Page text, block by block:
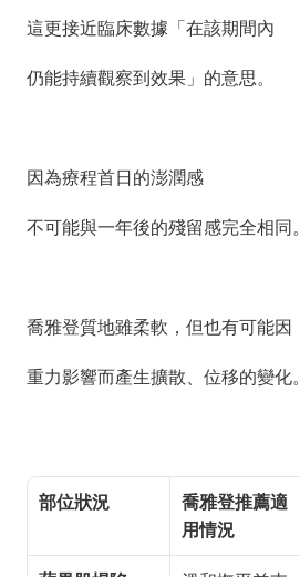
這更接近臨床數據「在該期間內
仍能持續觀察到效果」的意思。
因為療程首日的澎潤感
不可能與一年後的殘留感完全相同。
喬雅登質地雖柔軟，但也有可能因
重力影響而產生擴散、位移的變化。
部位狀況
喬雅登推薦適
用情況